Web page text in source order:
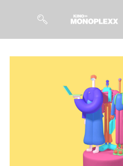
Magazin
Kuratierungen
Events
So geht’s